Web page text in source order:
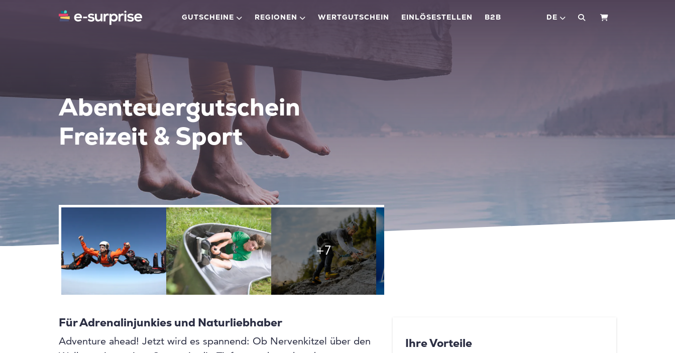
GUTSCHEINE REGIONEN WERTGUTSCHEIN EINLÖSESTELLEN B2B DE WARENKORB
Abenteuergutschein
Freizeit & Sport
+7
Ihre Vorteile
Für Adrenalinjunkies und Naturliebhaber
Adventure ahead! Jetzt wird es spannend: Ob Nervenkitzel über den